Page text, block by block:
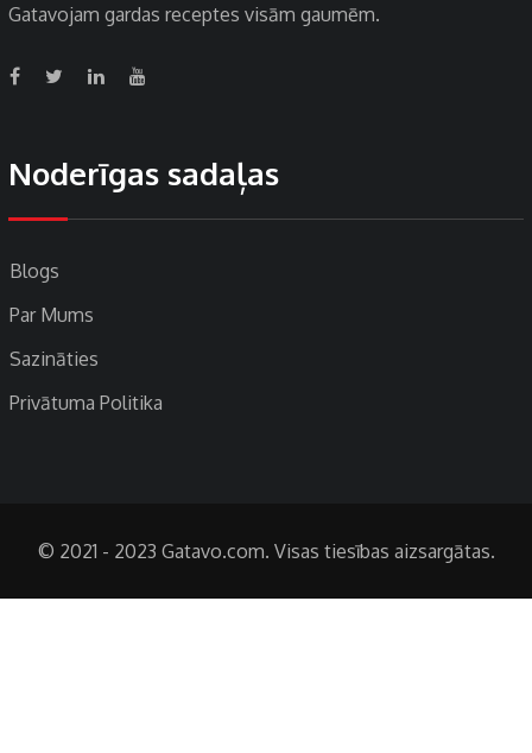
Gatavojam gardas receptes visām gaumēm.
Noderīgas sadaļas
Blogs
Par Mums
Sazināties
Privātuma Politika
© 2021 - 2023 Gatavo.com. Visas tiesības aizsargātas.